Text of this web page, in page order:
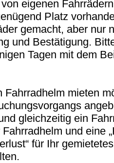
eigenen
Platz
gemacht, aber nur
und Bestätigung.
Tagen mit dem
Fahrradhelm mieten
gleichzeitig ein
und eine
für Ihr